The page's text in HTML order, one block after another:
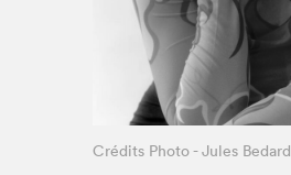
Crédits Photo - Jules Bedard